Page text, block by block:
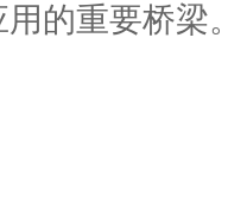
的重要桥梁